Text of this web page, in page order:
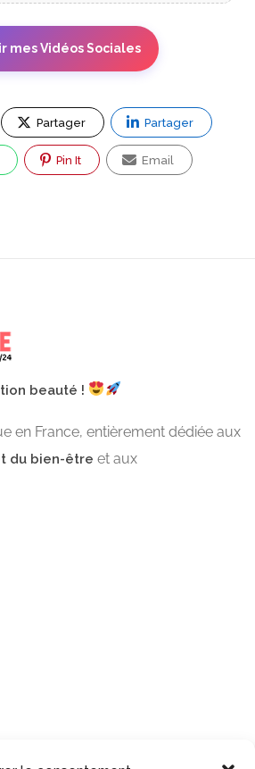
mes Vidéos Sociales
Partager Partager
Pin It Email
beauté !
en France, entièrement dédiée aux
du bien-être et aux